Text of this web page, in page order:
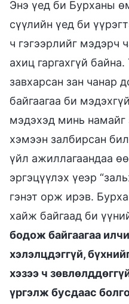
Энэ үед би Бурханы
сүүлийн үед би
ч гэгээрлийг мэдэрч
ахиц гаргахгүй
завхарсан зан чанар
байгаагаа би
мэдэхэд минь намайг
хэмээн залбирсан
үйл ажиллагаандаа
эргэцүүлэх үеэр
гэнэт орж ирэв.
хайж байгаад би
бодож байгаагаа
хэлэлцдэггүй,
хэзээ ч
үргэлж бусдаас